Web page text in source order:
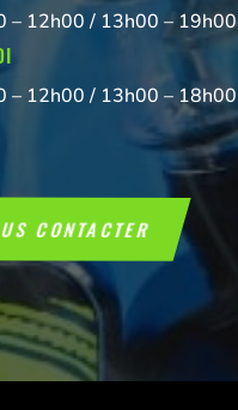
– 12h00 / 13h00 – 19h00
– 12h00 / 13h00 – 18h00
CONTACTER